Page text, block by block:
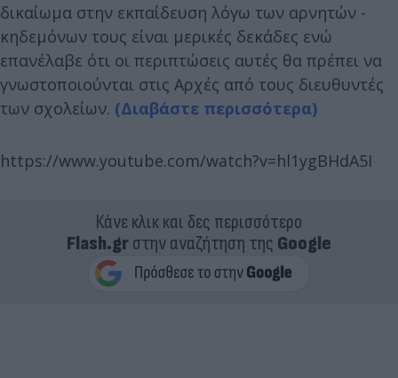
δικαίωμα στην εκπαίδευση λόγω των αρνητών -
κηδεμόνων τους είναι μερικές δεκάδες ενώ
επανέλαβε ότι οι περιπτώσεις αυτές θα πρέπει να
γνωστοποιούνται στις Αρχές από τους διευθυντές
των σχολείων. (Διαβάστε περισσότερα)
https://www.youtube.com/watch?v=hl1ygBHdA5I
Κάνε κλικ και δες περισσότερο
Flash.grστην αναζήτηση της Google